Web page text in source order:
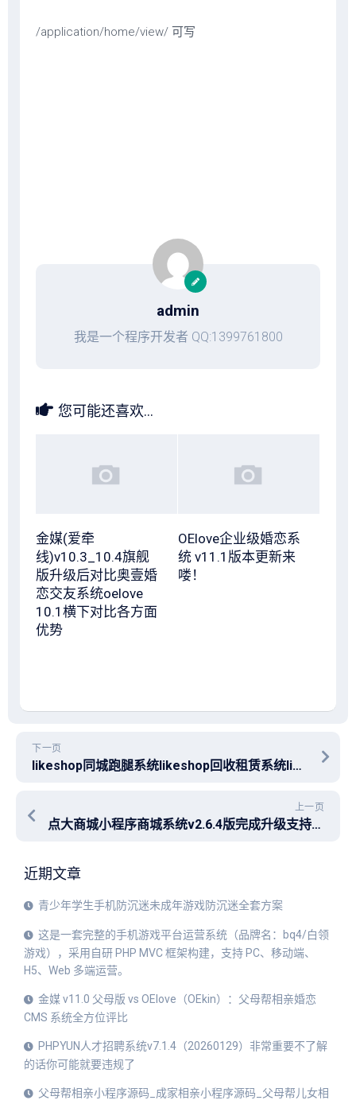
/application/home/view/ 可写
admin
我是一个程序开发者 QQ:1399761800
您可能还喜欢...
金媒(爱牵
线)v10.3_10.4旗舰
版升级后对比奥壹婚
恋交友系统oelove
10.1横下对比各方面
优势
OElove企业级婚恋系
统 v11.1版本更新来
喽！
下一页
likeshop同城跑腿系统likeshop回收租赁系统likeshop多商户商
上一页
点大商城小程序商城系统v2.6.4版完成升级支持pc多商户
近期文章
青少年学生手机防沉迷未成年游戏防沉迷全套方案
这是一套完整的手机游戏平台运营系统（品牌名：bq4/白领
游戏），采用自研 PHP MVC 框架构建，支持 PC、移动端、
H5、Web 多端运营。
金媒 v11.0 父母版 vs OElove（OEkin）：父母帮相亲婚恋
CMS 系统全方位评比
PHPYUN人才招聘系统v7.1.4（20260129）非常重要不了解
的话你可能就要违规了
父母帮相亲小程序源码_成家相亲小程序源码_父母帮儿女相